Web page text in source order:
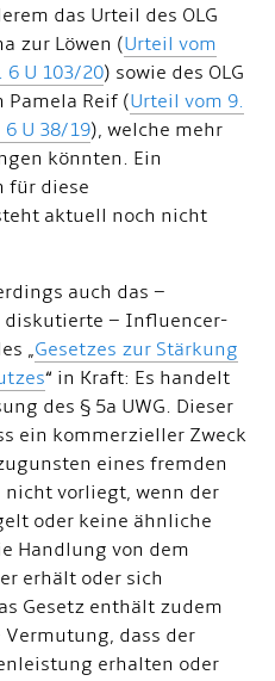
das Urteil des OLG
zur Löwen (Urteil vom
6 U 103/20) sowie des OLG
Pamela Reif (Urteil vom 9.
6 U 38/19), welche mehr
könnten. Ein
für diese
aktuell noch nicht
auch das –
diskutierte – Influencer-
„Gesetzes zur Stärkung
“ in Kraft: Es handelt
des § 5a UWG. Dieser
ein kommerzieller Zweck
eines fremden
vorliegt, wenn der
oder keine ähnliche
Handlung von dem
erhält oder sich
Gesetz enthält zudem
dass der
erhalten oder